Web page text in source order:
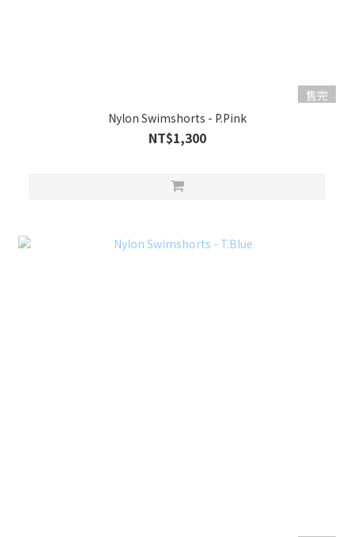
售完
Nylon Swimshorts - P.Pink
NT$1,300